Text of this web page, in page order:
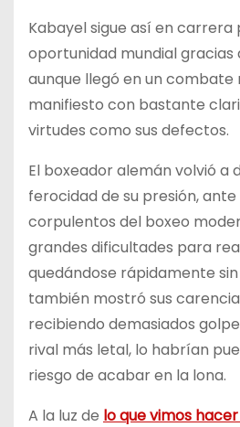
Kabayel sigue así en carrera
oportunidad mundial gracias
aunque llegó en un combate
manifiesto con bastante
virtudes como sus defectos.
El boxeador alemán volvió a
ferocidad de su presión,
corpulentos del boxeo
grandes dificultades para
quedándose rápidamente
también mostró sus
recibiendo demasiados
rival más letal, lo habrían
riesgo de acabar en la lona.
A la luz de lo que vimos